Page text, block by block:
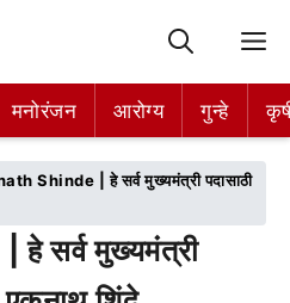
मनोरंजन आरोग्य गुन्हे
मनोरंजन आरोग्य गुन्हे
Shinde | हे सर्व मुख्यमंत्री पदासाठी
सर्व मुख्यमंत्री